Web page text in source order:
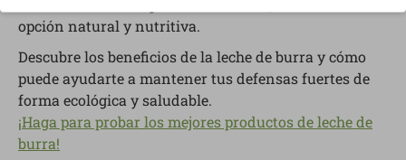
opción natural y nutritiva.
Descubre los beneficios de la leche de burra y cómo
puede ayudarte a mantener tus defensas fuertes de
forma ecológica y saludable.
¡Haga para probar los mejores productos de leche de
burra!